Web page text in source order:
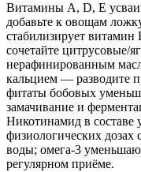
Витамины A, D, E
добавьте к овощам
стабилизирует
сочетайте цитрусовые/
нерафинированным
кальцием — разводите
фитаты бобовых
замачивание и
Никотинамид в составе
физиологических
воды; омега‑3
регулярном приёме.